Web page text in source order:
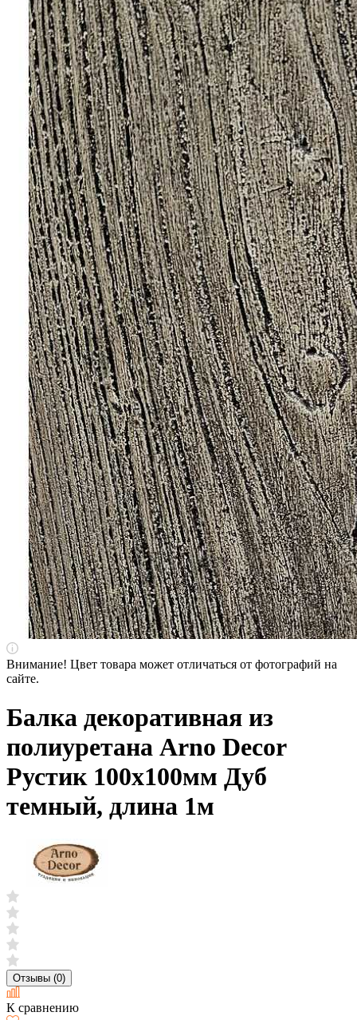
Внимание! Цвет товара может отличаться от фотографий на
сайте.
Балка декоративная из
полиуретана Arno Decor
Рустик 100х100мм Дуб
темный, длина 1м
Отзывы (0)
К сравнению